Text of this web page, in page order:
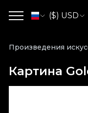
($) USD
Произведения
Картина